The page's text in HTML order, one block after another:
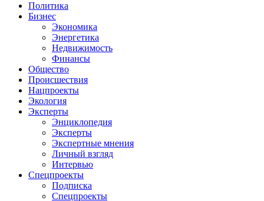
Политика
Бизнес
Экономика
Энергетика
Недвижимость
Финансы
Общество
Происшествия
Нацпроекты
Экология
Эксперты
Энциклопедия
Эксперты
Экспертные мнения
Личный взгляд
Интервью
Спецпроекты
Подписка
Спецпроекты